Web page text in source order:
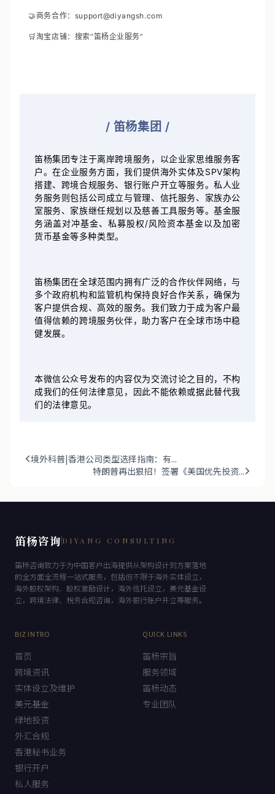
🤝商务合作：support@diyangsh.com
🛒淘宝店铺：搜索“笛杨企业服务”
/ 笛杨集团 /
笛杨集团专注于离岸跨境服务，以企业家思维服务客
户。在企业服务方面，我们提供海外实体及SPV架构
搭建、跨境合规服务、银行账户开立等服务。私人业
务服务则包括公司成立与管理、信托服务、家族办公
室服务、家族继任规划以及慈善工具服务等。基金服
务涵盖对冲基金、私募股权/风险资本基金以及加密
货币基金等多种类型。
笛杨集团在全球范围内拥有广泛的合作伙伴网络，与
多个政府机构和监管机构保持良好合作关系，确保为
客户提供合规、高效的服务。我们致力于成为客户最
值得信赖的跨境服务伙伴，助力客户在全球市场中稳
健发展。
本微信公众号发布的内容仅为交流讨论之目的，不构
成我们的任何法律意见，因此不能依赖或据此替代我
们的法律意见。
境外科普|香港公司类型选择指南：有...
特朗普再出狠招！签署《美国优先投资...
笛杨咨询 DIYANG CONSULTING
笛杨咨询致力于为中国客户出海提供从架构设计到方案落地
的全方面全流程一站式服务，包括但不限于海外实体设立，
海外股权架构、股权激励设计，海外信托设立，美元基金设
立，跨境法律、税务合规咨询，海外银行账户开立等服务。
BIZ INTRO
首页
跨境资讯
实体设立及维护
美元基金
绿地投资
外汇合规
香港秘书业务
银行开户
私人服务
QUICK LINKS
笛杨宗旨
服务领域
笛杨动态
专业团队